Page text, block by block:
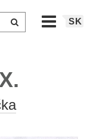
SK